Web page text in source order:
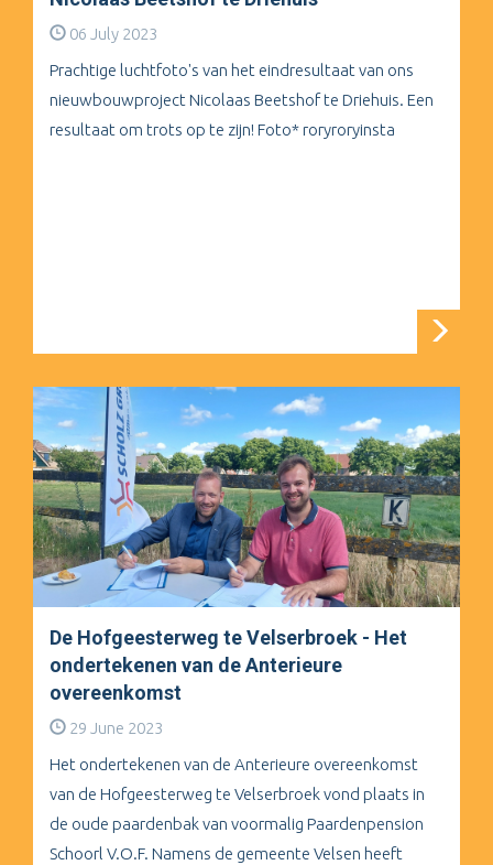
06 July 2023
Prachtige luchtfoto's van het eindresultaat van ons
nieuwbouwproject Nicolaas Beetshof te Driehuis. Een
resultaat om trots op te zijn! Foto* roryroryinsta
De Hofgeesterweg te Velserbroek - Het
ondertekenen van de Anterieure
overeenkomst
29 June 2023
Het ondertekenen van de Anterieure overeenkomst
van de Hofgeesterweg te Velserbroek vond plaats in
de oude paardenbak van voormalig Paardenpension
Schoorl V.O.F. Namens de gemeente Velsen heeft